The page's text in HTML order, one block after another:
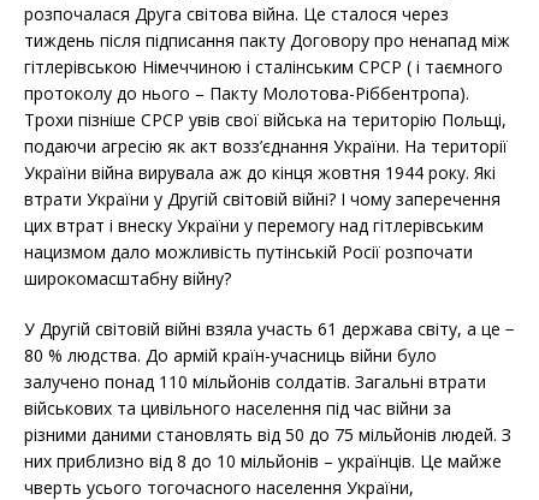
розпочалася Друга світова війна. Це сталося через
тиждень після підписання пакту Договору про ненапад між
гітлерівською Німеччиною і сталінським СРСР ( і таємного
протоколу до нього – Пакту Молотова-Ріббентропа).
Трохи пізніше СРСР увів свої війська на територію Польщі,
подаючи агресію як акт возз’єднання України. На території
України війна вирувала аж до кінця жовтня 1944 року. Які
втрати України у Другій світовій війні? І чому заперечення
цих втрат і внеску України у перемогу над гітлерівським
нацизмом дало можливість путінській Росії розпочати
широкомасштабну війну?
У Другій світовій війні взяла участь 61 держава світу, а це −
80 % людства. До армій країн-учасниць війни було
залучено понад 110 мільйонів солдатів. Загальні втрати
військових та цивільного населення під час війни за
різними даними становлять від 50 до 75 мільйонів людей. З
них приблизно від 8 до 10 мільйонів – українців. Це майже
чверть усього тогочасного населення України,